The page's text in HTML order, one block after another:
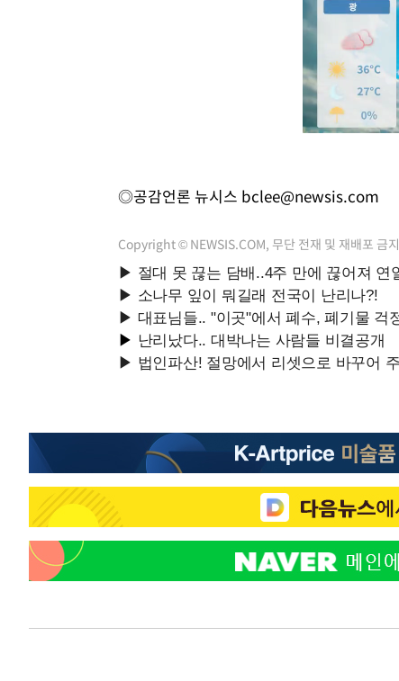
◎공감언론 뉴시스 bclee@newsis.com
Copyright © NEWSIS.COM, 무단 전재 및 재배포 금지